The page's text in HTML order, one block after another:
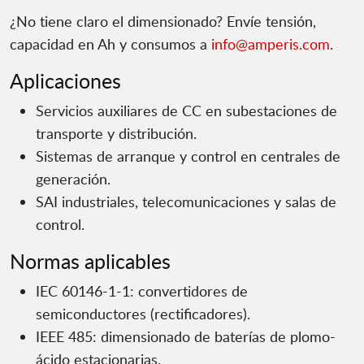
¿No tiene claro el dimensionado? Envíe tensión,
capacidad en Ah y consumos a info@amperis.com.
Aplicaciones
Servicios auxiliares de CC en subestaciones de
transporte y distribución.
Sistemas de arranque y control en centrales de
generación.
SAI industriales, telecomunicaciones y salas de
control.
Normas aplicables
IEC 60146-1-1: convertidores de
semiconductores (rectificadores).
IEEE 485: dimensionado de baterías de plomo-
ácido estacionarias.